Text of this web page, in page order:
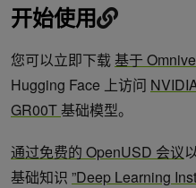
开始使用
您可以立即下载基于
Hugging Face 上访问
GR00T基础模型。
通过免费的 OpenUSD 会议
基础知识 ”Deep Learning